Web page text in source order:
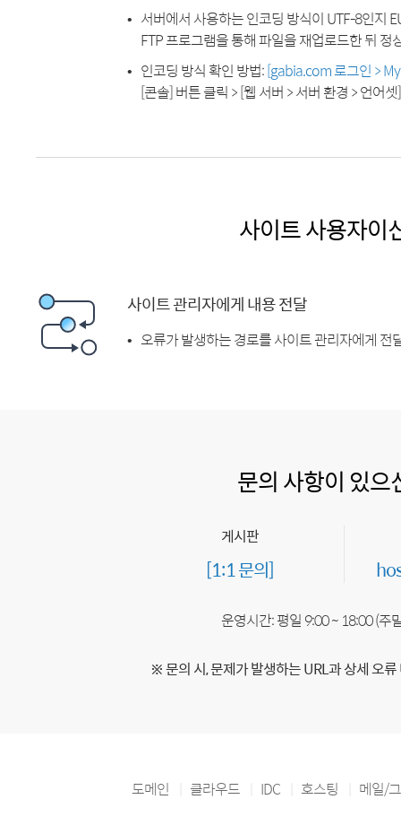
서버에서 사용하는 인코딩 방식이 UTF-8인지
FTP 프로그램을 통해 파일을 재업로드한 뒤
인코딩 방식 확인 방법:[gabia.com 로그인 >
[콘솔] 버튼 클릭 > [웹 서버 > 서버 환경 > 언어
사이트 사용자이
사이트 관리자에게 내용 전달
오류가 발생하는 경로를 사이트 관리자에게 전
문의 사항이 있으
게시판
[1:1 문의]
운영시간: 평일 9:00 ~ 18:00 (주
※ 문의 시, 문제가 발생하는 URL과 상세 오
도메인 클라우드 IDC 호스팅 메일/